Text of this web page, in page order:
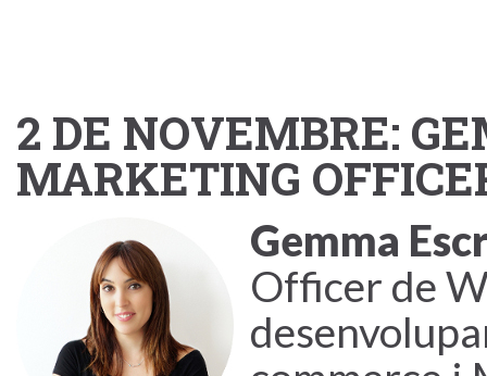
2 DE NOVEMBRE:
MARKETING
Gemma
Officer de